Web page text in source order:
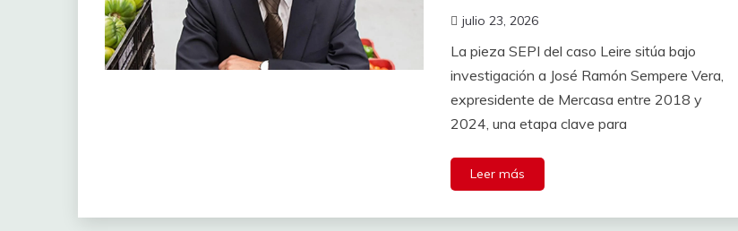
julio 23, 2026
La pieza SEPI del caso Leire sitúa bajo
investigación a José Ramón Sempere Vera,
expresidente de Mercasa entre 2018 y
2024, una etapa clave para
Leer más